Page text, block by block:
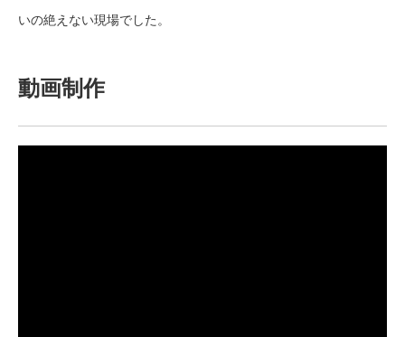
いの絶えない現場でした。
動画制作